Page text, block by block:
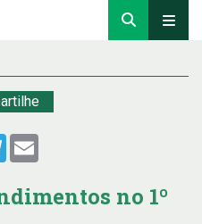
Telegram
no 1º